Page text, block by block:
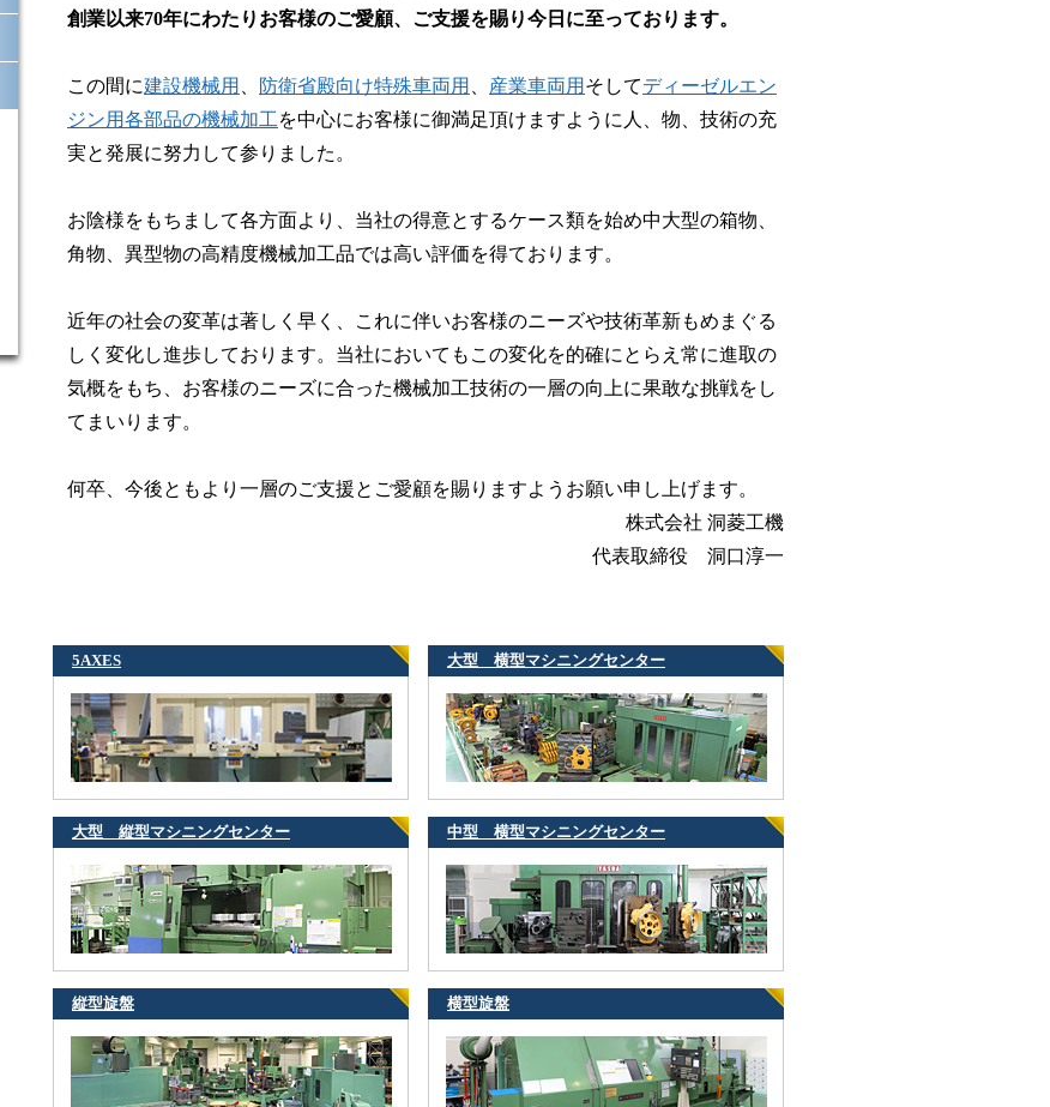
創業以来70年にわたりお客様のご愛顧、ご支援を賜り今日に至っております。
この間に建設機械用 防衛省殿向け特殊車両用 産業車両用そしてディーゼルエン
ジン用各部品の機械加工を中心にお客様に御満足頂けますように人、物、技術の充
実と発展に努力して参りました。
お陰様をもちまして各方面より、当社の得意とするケース類を始め中大型の箱物、
角物、異型物の高精度機械加工品では高い評価を得ております。
近年の社会の変革は著しく早く、これに伴いお客様のニーズや技術革新もめまぐる
しく変化し進歩しております。当社においてもこの変化を的確にとらえ常に進取の
気概をもち、お客様のニーズに合った機械加工技術の一層の向上に果敢な挑戦をし
てまいります。
何卒、今後ともより一層のご支援とご愛顧を賜りますようお願い申し上げます。
株式会社 洞菱工機
代表取締役 洞口淳一
5AXES 大型 横型マシニングセンター
大型 縦型マシニングセンター 中型 横型マシニングセンター
縦型旋盤 横型旋盤